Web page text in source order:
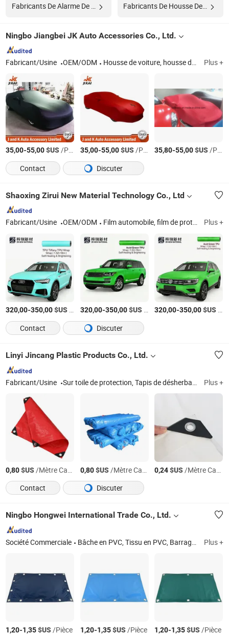
Fabricants De Housse De Roue
Ningbo Jiangbei JK Auto Accessories Co., Ltd.
Fabricant/Usine OEM/ODM Housse de voiture, housse de siège, coussin de hayon, housse de moto, housse de bateau Plus +
35,00-55,00$US/Pièce 35,00-55,00$US/Pièce 35,80-55,00$US/Pièce
Contact
Discuter
Shaoxing Zirui New Material Technology Co., Ltd
Fabricant/Usine OEM/ODM Film automobile, film de protection de peinture, autocollant automobile, film protecteur, film PPF, film PPF, PPF en TPU, enveloppe automobile, film auto-adhésif, film pour fenêtres de voiture Plus +
320,00-350,00$US 320,00-350,00$US/Rouleau 320,00-350,00$US
Contact
Discuter
Linyi Jincang Plastic Products Co., Ltd.
Fabricant/Usine Sur toile de protection, Tapis de désherbage, Tuyau tressé, Couverture de piscine Plus +
0,80$US/Mètre Carré 0,80$US/Mètre Carré 0,24$US/Mètre Carré
Contact
Discuter
Ningbo Hongwei International Trade Co., Ltd.
Société Commerciale Bâche en PVC, Tissu en PVC, Barrage gonflable en PVC, Réservoir de poisson en PVC, Réservoir flexible en eau, Tissu en vinyle PVC Plus +
1,20-1,35$US/Pièce 1,20-1,35$US/Pièce 1,20-1,35$US/Pièce